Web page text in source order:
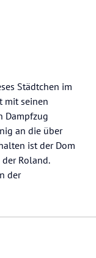
Städtchen im
mit seinen
Dampfzug
an die über
ist der Dom
Roland.
der